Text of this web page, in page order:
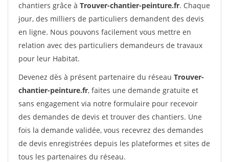
chantiers grâce à Trouver-chantier-peinture.fr. Chaque
jour, des milliers de particuliers demandent des devis
en ligne. Nous pouvons facilement vous mettre en
relation avec des particuliers demandeurs de travaux
pour leur Habitat.
Devenez dès à présent partenaire du réseau Trouver-
chantier-peinture.fr, faites une demande gratuite et
sans engagement via notre formulaire pour recevoir
des demandes de devis et trouver des chantiers. Une
fois la demande validée, vous recevrez des demandes
de devis enregistrées depuis les plateformes et sites de
tous les partenaires du réseau.